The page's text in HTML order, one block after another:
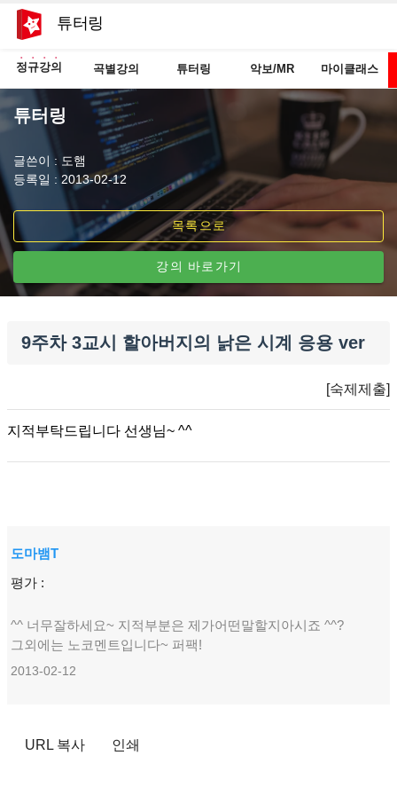
튜터링
정규강의 곡별강의 튜터링 악보/MR 마이클래스
튜터링
글쓴이 : 도햄
등록일 : 2013-02-12
목록으로
강의 바로가기
9주차 3교시 할아버지의 낡은 시계 응용 ver
[숙제제출]
지적부탁드립니다 선생님~ ^^
도마뱀T
평가 :
^^ 너무잘하세요~ 지적부분은 제가어떤말할지아시죠 ^^?
그외에는 노코멘트입니다~ 퍼팩!
2013-02-12
URL 복사 인쇄